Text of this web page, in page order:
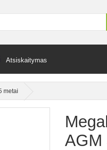
Atsiskaitymas
metai
AGM